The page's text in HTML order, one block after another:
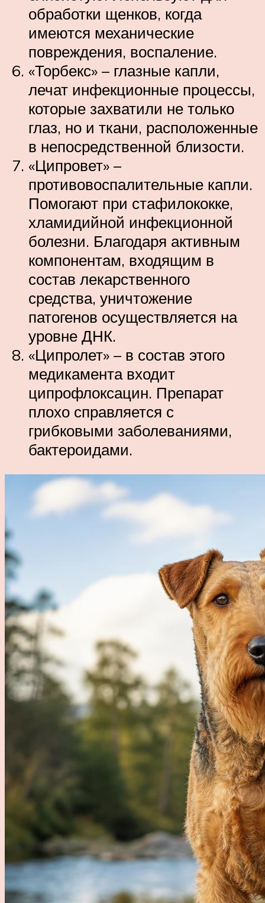
обработки щенков, когда
имеются механические
повреждения, воспаление.
«Торбекс» – глазные капли,
лечат инфекционные процессы,
которые захватили не только
глаз, но и ткани, расположенные
в непосредственной близости.
«Ципровет» –
противовоспалительные капли.
Помогают при стафилококке,
хламидийной инфекционной
болезни. Благодаря активным
компонентам, входящим в
состав лекарственного
средства, уничтожение
патогенов осуществляется на
уровне ДНК.
«Ципролет» – в состав этого
медикамента входит
ципрофлоксацин. Препарат
плохо справляется с
грибковыми заболеваниями,
бактероидами.